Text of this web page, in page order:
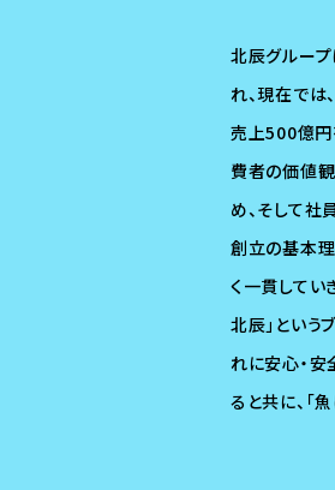
北辰グルー
れ、現在では
売上500億円
費者の価値
め、そして社
創立の基本
く一貫してい
北辰」という
れに安心・
ると共に、「